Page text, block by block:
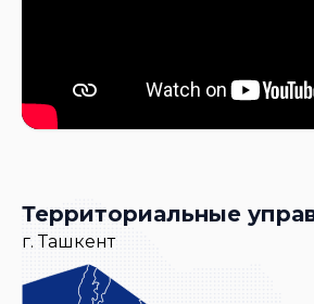
Территориальные
г. Ташкент